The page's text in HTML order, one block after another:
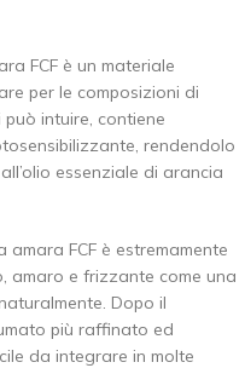
FCF è un materiale
per le composizioni di
intuire, contiene
rendendolo
essenziale di arancia
amara FCF è estremamente
amaro e frizzante come una
Dopo il
più raffinato ed
da integrare in molte